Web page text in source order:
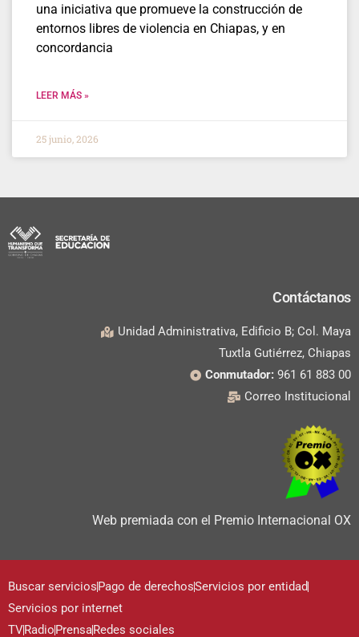
una iniciativa que promueve la construcción de
entornos libres de violencia en Chiapas, y en
concordancia
LEER MÁS »
25 junio, 2026
Contáctanos
Unidad Administrativa, Edificio B; Col. Maya
Tuxtla Gutiérrez, Chiapas
Conmutador: 961 61 883 00
Correo Institucional
Web premiada con el Premio Internacional OX
Buscar serviciosPago de derechosServicios por entidad
Servicios por internet
TVRadioPrensaRedes sociales